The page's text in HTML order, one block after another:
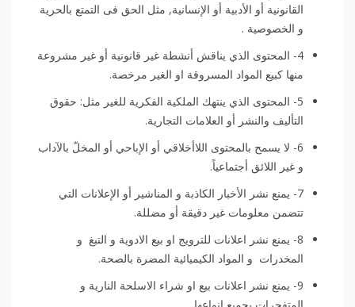
القانونية أو الأدبية أو الإنسانية, مثل الحق فى التمتع بالحرية
و الخصوصية .
4- المحتوى الذي يناقش أنشطة غير قانونية أو غير مشروعة
منها كبيع المواد المسروقة او الغير مرخصة.
5- المحتوى الذي ينتهك الملكية الفكرية للغير مثل: حقوق
التأليف والنشر أو العلامات التجارية.
6- لا يسمح بالمحتوى اللاأخلاقي أو الإباحي أو المخلّ بالآداب
و غير اللائق أجتماعياً.
7- يمنع نشر الأخبار الكاذبة و المناشير أو الإعلانات التي
تتضمن معلومات غير دقيقة أو مضللة.
8- يمنع نشر اعلانات للترويج او بيع الادوية و التبغ و
المخدرات و المواد الكيميائية المضرة بالصحة.
9- يمنع نشر اعلانات بيع او شراء الاسلحة النارية و